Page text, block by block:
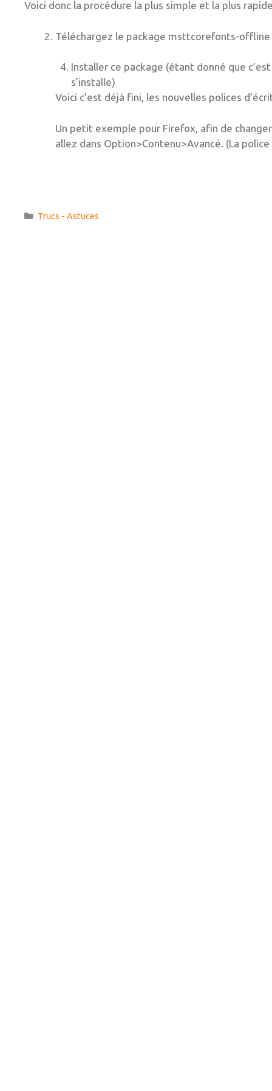
Voici donc la procédure la plus simple et la plus
Téléchargez le package msttcorefonts-offline
Installer ce package (étant donné que
s’installe)
Voici c’est déjà fini, les nouvelles polices
Un petit exemple pour Firefox, afin de
allez dans Option>Contenu>Avancé. (La
Catégories
Trucs - Astuces